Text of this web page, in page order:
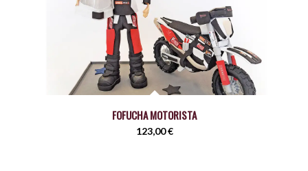
FOFUCHA MOTORISTA
123,00€